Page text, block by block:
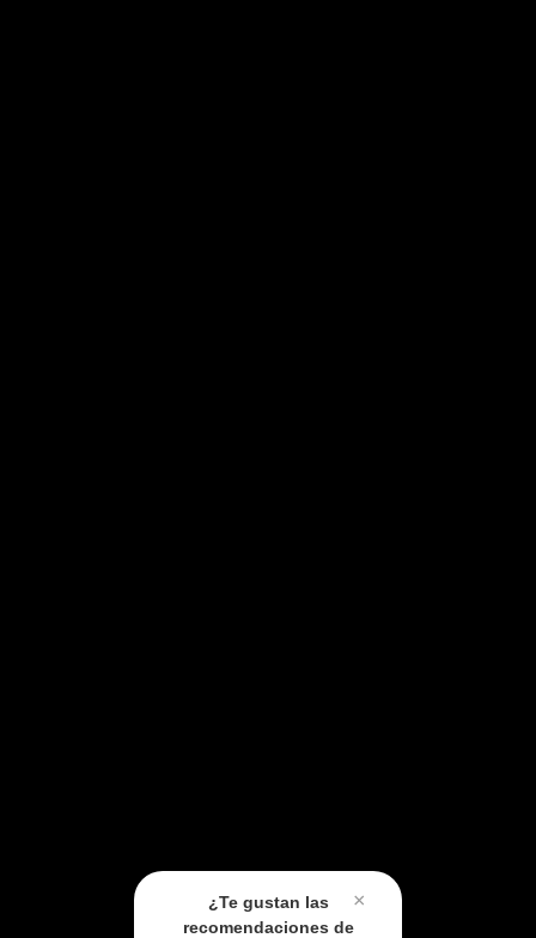
×
¿Te gustan las
recomendaciones de